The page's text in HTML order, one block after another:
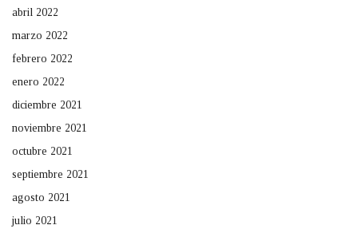
abril 2022
marzo 2022
febrero 2022
enero 2022
diciembre 2021
noviembre 2021
octubre 2021
septiembre 2021
agosto 2021
julio 2021